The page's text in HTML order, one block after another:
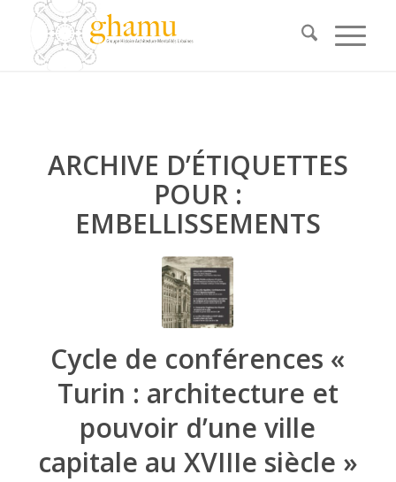
ARCHIVE D’ÉTIQUETTES
POUR :
EMBELLISSEMENTS
Cycle de conférences «
Turin : architecture et
pouvoir d’une ville
capitale au XVIIIe siècle »